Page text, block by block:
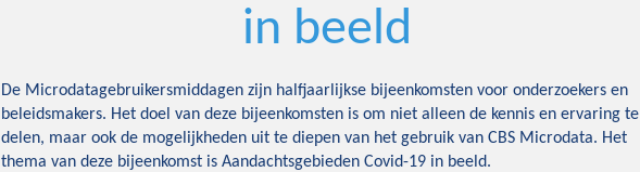
in beeld
De Microdatagebruikersmiddagen zijn halfjaarlijkse bijeenkomsten voor onderzoekers en
beleidsmakers. Het doel van deze bijeenkomsten is om niet alleen de kennis en ervaring te
delen, maar ook de mogelijkheden uit te diepen van het gebruik van CBS Microdata. Het
thema van deze bijeenkomst is Aandachtsgebieden Covid-19 in beeld.